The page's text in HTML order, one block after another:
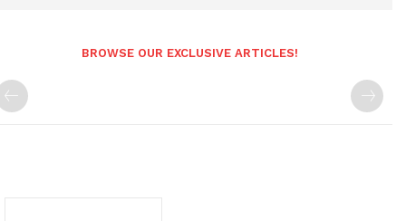
BROWSE OUR EXCLUSIVE ARTICLES!